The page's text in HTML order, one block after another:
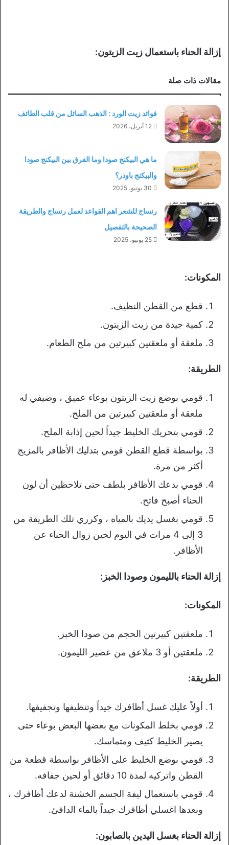
إزالة الحناء باستعمال زيت الزيتون:
مقالات ذات صلة
فوائد زيت الورد : الذهب السائل من قلب الطائف
12 أبريل، 2026
ما هي البيكنج صودا وما الفرق بين البيكنج صودا
والبيكنج باودر؟
30 يونيو، 2025
رنساج للشعر اهم القواعد لعمل رنساج والطريقة
الصحيحة بالتفصيل
25 يونيو، 2025
المكونات:
قطع من القطن النظيف.
كمية جيدة من زيت الزيتون.
ملعقة أو ملعقتين كبيرتين من ملح الطعام.
الطريقة:
قومي بوضع زيت الزيتون بوعاء عميق ، وضيفي له
ملعقة أو ملعقتين كبيرتين من الملح.
قومي بتحريك الخليط جيداً لحين إذابة الملح.
بواسطة قطع القطن قومي بتدليك الأظافر بالمزيج
أكثر من مرة.
قومي بدعك الأظافر بلطف حتى تلاحظين أن لون
الحناء أصبح فاتح.
قومي بغسل يديك بالمياه ، وكرري تلك الطريقة من
3 إلى 4 مرات في اليوم لحين زوال الحناء عن
الأظافر.
إزالة الحناء بالليمون وصودا الخبز:
المكونات:
ملعقتين كبيرتين الحجم من صودا الخبز.
ملعقتين أو 3 ملاعق من عصير الليمون.
الطريقة:
أولاً عليك غسل أظافرك جيداً وتنظيفها وتجفيفها.
قومي بخلط المكونات مع بعضها البعض بوعاء حتى
يصير الخليط كثيف ومتماسك.
قومي بوضع الخليط على الأظافر بواسطة قطعة من
القطن واتركيه لمدة 10 دقائق أو لحين جفافه.
قومي باستعمال ليفة الجسم الخشنة لدعك أظافرك ،
وبعدها اغسلي أظافرك جيداً بالماء الدافئ.
إزالة الحناء بغسل اليدين بالصابون: